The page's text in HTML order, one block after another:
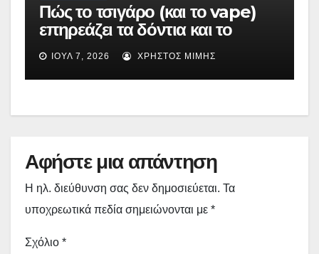
Πώς το τσιγάρο (και το vape)
επηρεάζει τα δόντια και το
στόμα
ΙΟΎΛ 7, 2026 ΧΡΉΣΤΟΣ ΜΊΜΗΣ
Αφήστε μια απάντηση
Η ηλ. διεύθυνση σας δεν δημοσιεύεται. Τα
υποχρεωτικά πεδία σημειώνονται με *
Σχόλιο *